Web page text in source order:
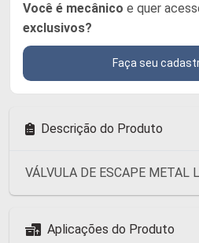
Você é mecânico e quer
exclusivos?
Faça seu
Descrição do Produto
VÁLVULA DE ESCAPE METAL
Aplicações do Produto